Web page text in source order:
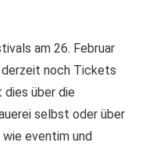
am 26. Februar
derzeit noch Tickets
dies über die
selbst oder über
eventim und